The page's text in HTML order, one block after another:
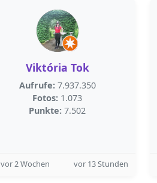
Viktória Tok
Aufrufe: 7.937.350
Fotos: 1.073
Punkte: 7.502
vor 2 Wochen vor 13 Stunden